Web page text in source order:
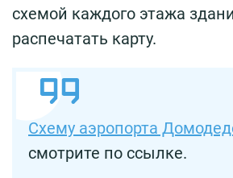
схемой каждого этажа
распечатать карту.
Схему аэропорта
смотрите по ссылке.